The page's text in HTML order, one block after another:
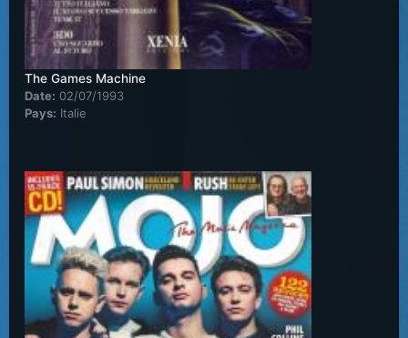
The Games Machine
Date: 02/07/1993
Pays: Italie